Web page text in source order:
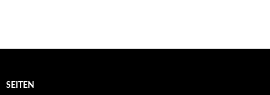
SEITEN